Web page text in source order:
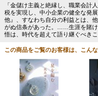
「金儲け主義と絶縁し、職業会計
税を実現し、中小企業の健全な発
他』、すなわち自分の利益とは、
がぬ信条があった。……生涯を賭
悟は、時代を超えて語り継ぐべき
この商品をご覧のお客様は、こん